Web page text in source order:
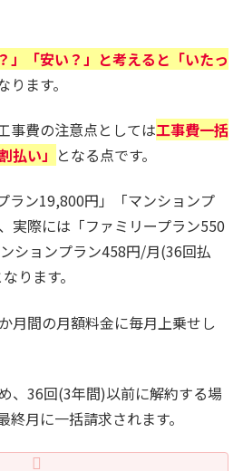
」「安い？」と考えると「いたっ
ります。
事費の注意点としては工事費一括
払い」 となる点です。
ラン19,800円」「マンションプ
実際には「ファミリープラン550
ションプラン458円/月(36回払
ります。
月間の月額料金に毎月上乗せし
、36回(3年間)以前に解約する場
月に一括請求されます。